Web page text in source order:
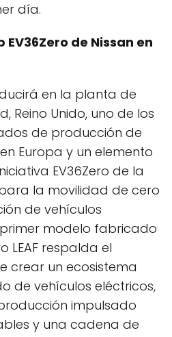
día.
de Nissan en
en la planta de
Reino Unido, uno de los
de producción de
Europa y un elemento
EV36Zero de la
la movilidad de cero
de vehículos
modelo fabricado
LEAF respalda el
crear un ecosistema
de vehículos eléctricos,
impulsado
y una cadena de